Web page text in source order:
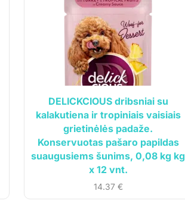
DELICKCIOUS dribsniai su
kalakutiena ir tropiniais vaisiais
grietinėlės padaže.
Konservuotas pašaro papildas
suaugusiems šunims, 0,08 kg kg
x 12 vnt.
14.37 €
Mano paskyra
Siuntos sekimas